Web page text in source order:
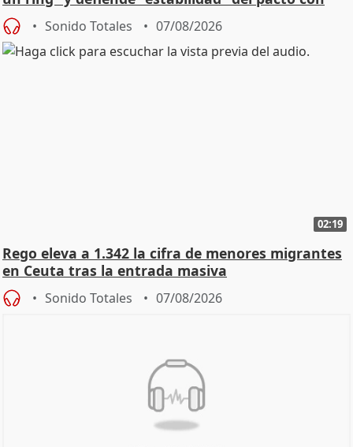
Vox
Sonido Totales 07/08/2026
02:19
Rego eleva a 1.342 la cifra de menores migrantes
en Ceuta tras la entrada masiva
Sonido Totales 07/08/2026